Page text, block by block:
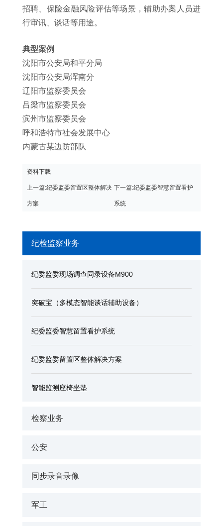
招聘、保险金融⻛险评估等场景，辅助办案人员进
行审讯、谈话等用途。
典型案例
沈阳市公安局和平分局
沈阳市公安局浑南分
辽阳市监察委员会
吕梁市监察委员会
滨州市监察委员会
呼和浩特市社会发展中⼼
内蒙古某边防部队
资料下载
上一篇:纪委监委留置区整体解决
方案
下一篇:纪委监委智慧留置看护
系统
纪检监察业务
纪委监委现场调查同录设备M900
突破宝（多模态智能谈话辅助设备）
纪委监委智慧留置看护系统
纪委监委留置区整体解决方案
智能监测座椅坐垫
检察业务
公安
同步录音录像
军工